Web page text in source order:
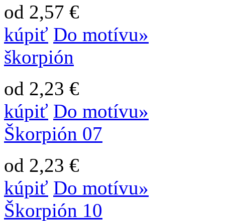
od 2,57 €
kúpiť Do motívu»
škorpión
od 2,23 €
kúpiť Do motívu»
Škorpión 07
od 2,23 €
kúpiť Do motívu»
Škorpión 10